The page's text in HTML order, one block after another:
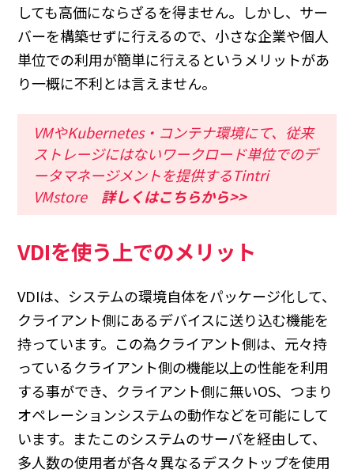
しても高価にならざるを得ません。しかし、サー
バーを構築せずに行えるので、小さな企業や個人
単位での利用が簡単に行えるというメリットがあ
り一概に不利とは言えません。
VMやKubernetes・コンテナ環境にて、従来
ストレージにはないワークロード単位でのデ
ータマネージメントを提供するTintri
VMstore 詳しくはこちらから>>
VDIを使う上でのメリット
VDIは、システムの環境自体をパッケージ化して、
クライアント側にあるデバイスに送り込む機能を
持っています。この為クライアント側は、元々持
っているクライアント側の機能以上の性能を利用
する事ができ、クライアント側に無いOS、つまり
オペレーションシステムの動作などを可能にして
います。またこのシステムのサーバを経由して、
多人数の使用者が各々異なるデスクトップを使用